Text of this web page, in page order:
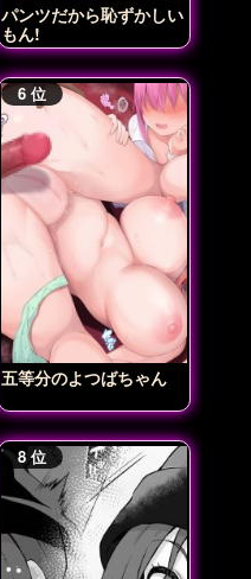
パンツだから恥ずかしい
もん!
五等分のよつばちゃん